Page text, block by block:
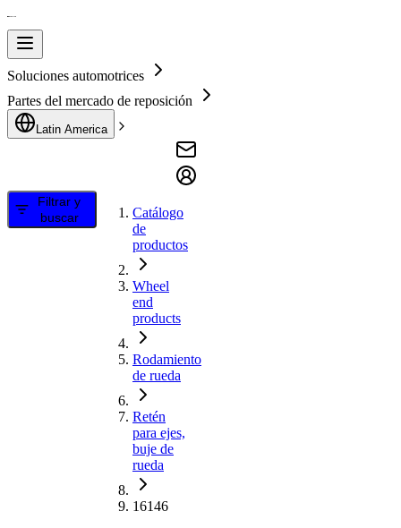
Soluciones automotrices
Partes del mercado de reposición
Latin America
Filtrar y
buscar
Catálogo
de
productos
Wheel
end
products
Rodamiento
de rueda
Retén
para ejes,
buje de
rueda
16146